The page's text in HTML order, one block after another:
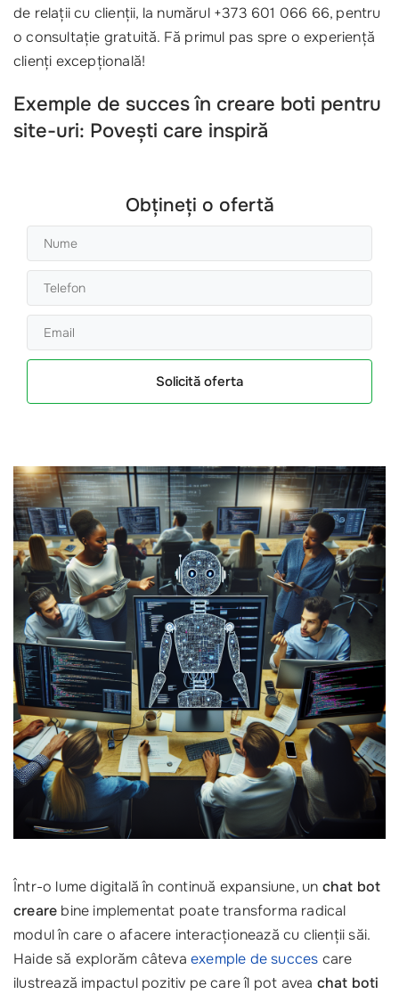
de relații cu clienții, la numărul +373 601 066 66, pentru
o consultație gratuită. Fă primul pas spre o experiență
clienți excepțională!
Exemple de succes în creare boti pentru
site-uri: Povești care inspiră
Obțineți o ofertă
Solicită oferta
Într-o lume digitală în continuă expansiune, un chat bot
creare bine implementat poate transforma radical
modul în care o afacere interacționează cu clienții săi.
Haide să explorăm câteva exemple de succes care
ilustrează impactul pozitiv pe care îl pot avea chat boti